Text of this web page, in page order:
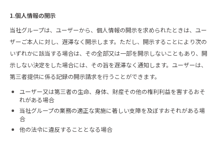
1.個人情報の開示
当社グループは、ユーザーから、個人情報の開示を求められたときは、ユー
ザーご本人に対し、遅滞なく開示します。ただし、開示することにより次の
いずれかに該当する場合は、その全部又は一部を開示しないこともあり、開
示しない決定をした場合には、その旨を遅滞なく通知します。ユーザーは、
第三者提供に係る記録の開示請求を行うことができます。
ユーザー又は第三者の生命、身体、財産その他の権利利益を害するおそ
れがある場合
当社グループの業務の適正な実施に著しい支障を及ぼすおそれがある場
合
他の法令に違反することとなる場合